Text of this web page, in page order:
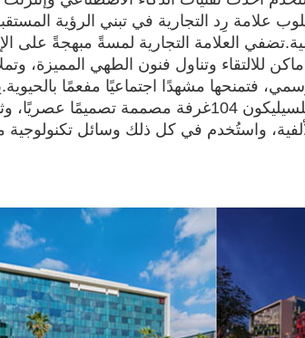
علامة رِد التجارية في تبني الرؤية
تضفي العلامة التجارية لمسةً مبهجةً على
للالتقاء وتناول فنون الطهي المميزة،
فتمنحها مشهدًا اجتماعيًا مفعمًا بالحيوية.
104غرفة مصممة تصميمًا عصريًا،
واستُخدم في كل ذلك وسائل تكنولوجية